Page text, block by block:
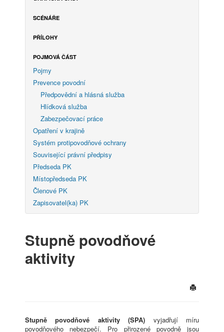
SCÉNÁŘE
PŘÍLOHY
POJMOVÁ ČÁST
Pojmy
Prevence povodní
Předpovědní a hlásná služba
Hlídková služba
Zabezpečovací práce
Opatření v krajině
Systém protipovodňové ochrany
Související právní předpisy
Předseda PK
Místopředseda PK
Členové PK
Zapisovatel(ka) PK
Stupně povodňové
aktivity
Stupně povodňové aktivity (SPA) vyjadřují míru
povodňového nebezpečí. Pro přirozené povodně jsou